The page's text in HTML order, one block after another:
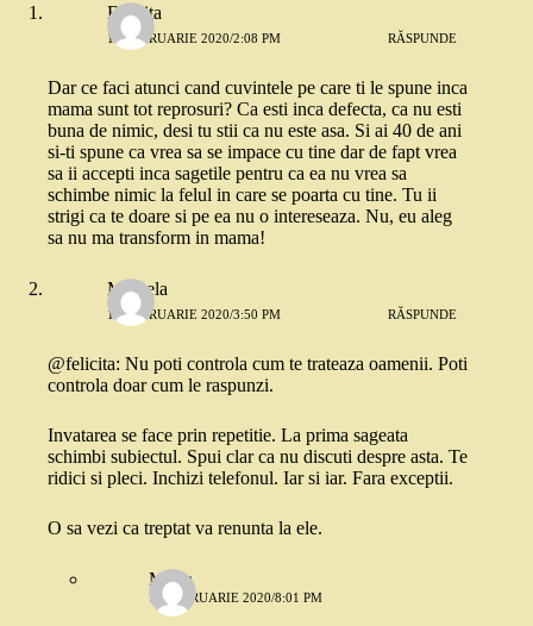
Felicita
17 FEBRUARIE 2020/2:08 PM RĂSPUNDE
Dar ce faci atunci cand cuvintele pe care ti le spune inca
mama sunt tot reprosuri? Ca esti inca defecta, ca nu esti
buna de nimic, desi tu stii ca nu este asa. Si ai 40 de ani
si-ti spune ca vrea sa se impace cu tine dar de fapt vrea
sa ii accepti inca sagetile pentru ca ea nu vrea sa
schimbe nimic la felul in care se poarta cu tine. Tu ii
strigi ca te doare si pe ea nu o intereseaza. Nu, eu aleg
sa nu ma transform in mama!
Mihaela
17 FEBRUARIE 2020/3:50 PM RĂSPUNDE
@felicita: Nu poti controla cum te trateaza oamenii. Poti
controla doar cum le raspunzi.
Invatarea se face prin repetitie. La prima sageata
schimbi subiectul. Spui clar ca nu discuti despre asta. Te
ridici si pleci. Inchizi telefonul. Iar si iar. Fara exceptii.
O sa vezi ca treptat va renunta la ele.
Maria
17 FEBRUARIE 2020/8:01 PM